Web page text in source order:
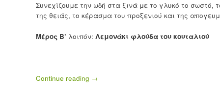
Συνεχίζουμε την ωδή στα ξινά με το γλυκό το
της θειάς, το κέρασμα του προξενιού και της
Μέρος Β’ λοιπόν: Λεμονάκι φλούδα του κουταλιού
Continue reading →